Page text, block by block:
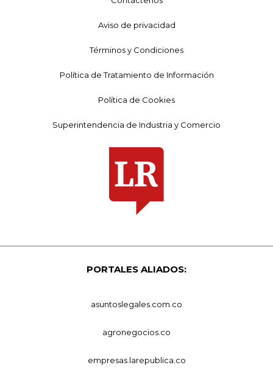
Aviso de privacidad
Términos y Condiciones
Política de Tratamiento de Información
Política de Cookies
Superintendencia de Industria y Comercio
PORTALES ALIADOS:
asuntoslegales.com.co
agronegocios.co
empresas.larepublica.co